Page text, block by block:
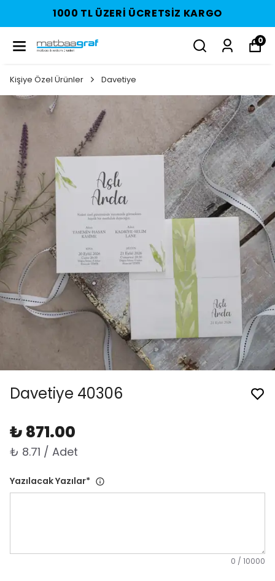
1000 TL ÜZERI ÜCRETSIZ KARGO
0
Kişiye Özel Ürünler Davetiye
Davetiye 40306
₺ 871.00
₺ 8.71 / Adet
Yazılacak Yazılar*
0 / 10000